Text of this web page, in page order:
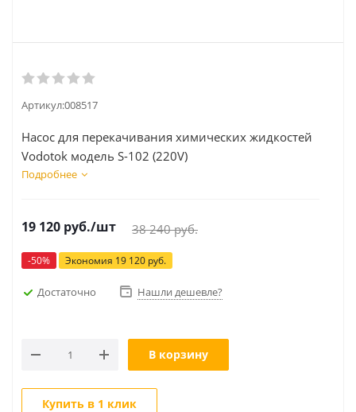
Артикул:008517
Насос для перекачивания химических жидкостей
Vodotok модель S-102 (220V)
Подробнее
19 120 руб./шт 38 240руб.
-50% Экономия 19 120 руб.
Достаточно Нашли дешевле?
В корзину
Купить в 1 клик